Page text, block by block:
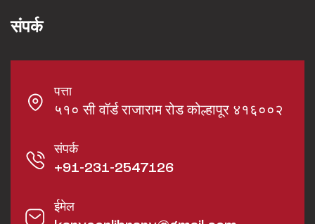
संपर्क
पत्ता
५१० सी वॉर्ड राजाराम रोड कोल्हापूर ४१६००२
संपर्क
+91-231-2547126
ईमेल